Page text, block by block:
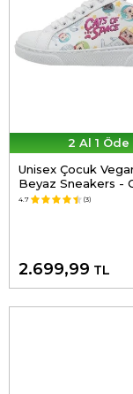
2 Al 1 Öde
Unisex Çocuk
Beyaz Sneakers -
Space Tasarım
4.7 (3)
2.699,99 TL